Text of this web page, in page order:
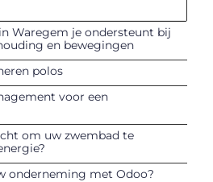
Waregem je ondersteunt bij
en bewegingen
polos
voor een
om uw zwembad te
onderneming met Odoo?